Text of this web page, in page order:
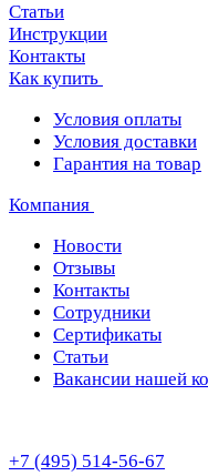
Статьи
Инструкции
Контакты
Как купить
Условия оплаты
Условия доставки
Гарантия на товар
Компания
Новости
Отзывы
Контакты
Сотрудники
Сертификаты
Статьи
Вакансии нашей
+7 (495) 514-56-67